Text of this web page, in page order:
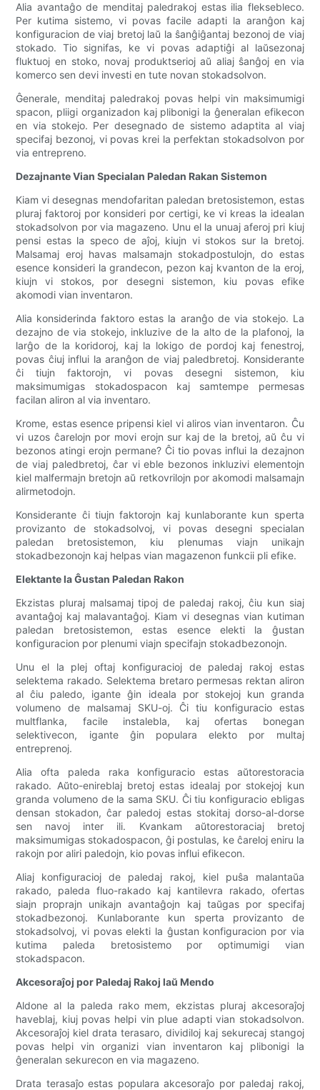
Alia avantaĝo de menditaj paledrakoj estas ilia fleksebleco.
Per kutima sistemo, vi povas facile adapti la aranĝon kaj
konfiguracion de viaj bretoj laŭ la ŝanĝiĝantaj bezonoj de viaj
stokado. Tio signifas, ke vi povas adaptiĝi al laŭsezonaj
fluktuoj en stoko, novaj produktserioj aŭ aliaj ŝanĝoj en via
komerco sen devi investi en tute novan stokadsolvon.
Ĝenerale, menditaj paledrakoj povas helpi vin maksimumigi
spacon, pliigi organizadon kaj plibonigi la ĝeneralan efikecon
en via stokejo. Per desegnado de sistemo adaptita al viaj
specifaj bezonoj, vi povas krei la perfektan stokadsolvon por
via entrepreno.
Dezajnante Vian Specialan Paledan Rakan Sistemon
Kiam vi desegnas mendofaritan paledan bretosistemon, estas
pluraj faktoroj por konsideri por certigi, ke vi kreas la idealan
stokadsolvon por via magazeno. Unu el la unuaj aferoj pri kiuj
pensi estas la speco de aĵoj, kiujn vi stokos sur la bretoj.
Malsamaj eroj havas malsamajn stokadpostulojn, do estas
esence konsideri la grandecon, pezon kaj kvanton de la eroj,
kiujn vi stokos, por desegni sistemon, kiu povas efike
akomodi vian inventaron.
Alia konsiderinda faktoro estas la aranĝo de via stokejo. La
dezajno de via stokejo, inkluzive de la alto de la plafonoj, la
larĝo de la koridoroj, kaj la lokigo de pordoj kaj fenestroj,
povas ĉiuj influi la aranĝon de viaj paledbretoj. Konsiderante
ĉi tiujn faktorojn, vi povas desegni sistemon, kiu
maksimumigas stokadospacon kaj samtempe permesas
facilan aliron al via inventaro.
Krome, estas esence pripensi kiel vi aliros vian inventaron. Ĉu
vi uzos ĉarelojn por movi erojn sur kaj de la bretoj, aŭ ĉu vi
bezonos atingi erojn permane? Ĉi tio povas influi la dezajnon
de viaj paledbretoj, ĉar vi eble bezonos inkluzivi elementojn
kiel malfermajn bretojn aŭ retkovrilojn por akomodi malsamajn
alirmetodojn.
Konsiderante ĉi tiujn faktorojn kaj kunlaborante kun sperta
provizanto de stokadsolvoj, vi povas desegni specialan
paledan bretosistemon, kiu plenumas viajn unikajn
stokadbezonojn kaj helpas vian magazenon funkcii pli efike.
Elektante la Ĝustan Paledan Rakon
Ekzistas pluraj malsamaj tipoj de paledaj rakoj, ĉiu kun siaj
avantaĝoj kaj malavantaĝoj. Kiam vi desegnas vian kutiman
paledan bretosistemon, estas esence elekti la ĝustan
konfiguracion por plenumi viajn specifajn stokadbezonojn.
Unu el la plej oftaj konfiguracioj de paledaj rakoj estas
selektema rakado. Selektema bretaro permesas rektan aliron
al ĉiu paledo, igante ĝin ideala por stokejoj kun granda
volumeno de malsamaj SKU-oj. Ĉi tiu konfiguracio estas
multflanka, facile instalebla, kaj ofertas bonegan
selektivecon, igante ĝin populara elekto por multaj
entreprenoj.
Alia ofta paleda raka konfiguracio estas aŭtorestoracia
rakado. Aŭto-enireblaj bretoj estas idealaj por stokejoj kun
granda volumeno de la sama SKU. Ĉi tiu konfiguracio ebligas
densan stokadon, ĉar paledoj estas stokitaj dorso-al-dorse
sen navoj inter ili. Kvankam aŭtorestoraciaj bretoj
maksimumigas stokadospacon, ĝi postulas, ke ĉareloj eniru la
rakojn por aliri paledojn, kio povas influi efikecon.
Aliaj konfiguracioj de paledaj rakoj, kiel puŝa malantaŭa
rakado, paleda fluo-rakado kaj kantilevra rakado, ofertas
siajn proprajn unikajn avantaĝojn kaj taŭgas por specifaj
stokadbezonoj. Kunlaborante kun sperta provizanto de
stokadsolvoj, vi povas elekti la ĝustan konfiguracion por via
kutima paleda bretosistemo por optimumigi vian
stokadspacon.
Akcesoraĵoj por Paledaj Rakoj laŭ Mendo
Aldone al la paleda rako mem, ekzistas pluraj akcesoraĵoj
haveblaj, kiuj povas helpi vin plue adapti vian stokadsolvon.
Akcesoraĵoj kiel drata terasaro, dividiloj kaj sekurecaj stangoj
povas helpi vin organizi vian inventaron kaj plibonigi la
ĝeneralan sekurecon en via magazeno.
Drata terasaĵo estas populara akcesoraĵo por paledaj rakoj,